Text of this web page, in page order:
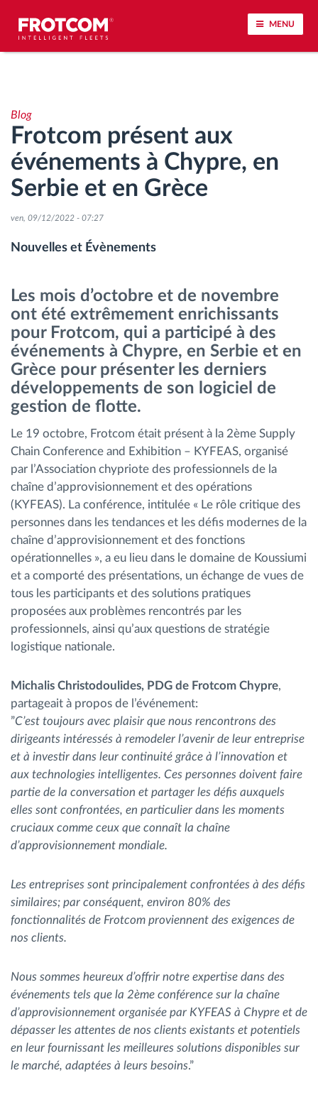
MENU
Analyse du comportement de conduite
Contrôle des temps de conduite
Gestion de la main-d’œuvre
Téléchargement du tachygraphe à distance
Contrôle d'accès
Gestion de carburant
Planification et suivi d'itinéraire
Identification automatique du conducteur
Découvrez toutes les caractéristiques
Comment nous résolvons chaques besoins
d'activité de flotte
Calculatrice d’économies
Blog
Frotcom présent aux
événements à Chypre, en
Serbie et en Grèce
ven, 09/12/2022 - 07:27
Nouvelles et Évènements
Les mois d’octobre et de novembre
ont été extrêmement enrichissants
pour Frotcom, qui a participé à des
événements à Chypre, en Serbie et en
Grèce pour présenter les derniers
développements de son logiciel de
gestion de flotte.
Le 19 octobre, Frotcom était présent à la 2ème Supply
Chain Conference and Exhibition – KYFEAS, organisé
par l’Association chypriote des professionnels de la
chaîne d’approvisionnement et des opérations
(KYFEAS). La conférence, intitulée « Le rôle critique des
personnes dans les tendances et les défis modernes de la
chaîne d’approvisionnement et des fonctions
opérationnelles », a eu lieu dans le domaine de Koussiumi
et a comporté des présentations, un échange de vues de
tous les participants et des solutions pratiques
proposées aux problèmes rencontrés par les
professionnels, ainsi qu’aux questions de stratégie
logistique nationale.
Michalis Christodoulides, PDG de Frotcom Chypre,
partageait à propos de l’événement:
”C’est toujours avec plaisir que nous rencontrons des
dirigeants intéressés à remodeler l’avenir de leur entreprise
et à investir dans leur continuité grâce à l’innovation et
aux technologies intelligentes. Ces personnes doivent faire
partie de la conversation et partager les défis auxquels
elles sont confrontées, en particulier dans les moments
cruciaux comme ceux que connaît la chaîne
d’approvisionnement mondiale.
Les entreprises sont principalement confrontées à des défis
similaires; par conséquent, environ 80% des
fonctionnalités de Frotcom proviennent des exigences de
nos clients.
Nous sommes heureux d’offrir notre expertise dans des
événements tels que la 2ème conférence sur la chaîne
d’approvisionnement organisée par KYFEAS à Chypre et de
dépasser les attentes de nos clients existants et potentiels
en leur fournissant les meilleures solutions disponibles sur
le marché, adaptées à leurs besoins.”